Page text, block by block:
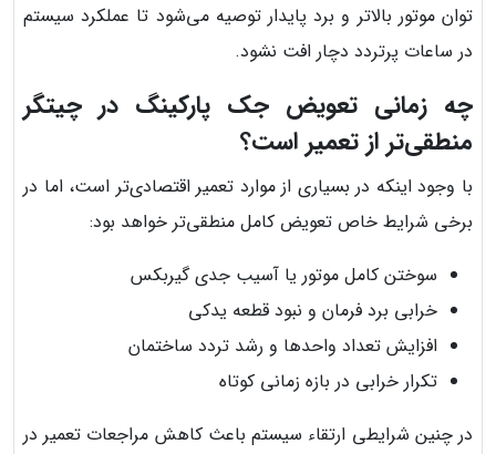
توان موتور بالاتر و برد پایدار توصیه می‌شود تا عملکرد سیستم
در ساعات پرتردد دچار افت نشود.
چه زمانی تعویض جک پارکینگ در چیتگر
منطقی‌تر از تعمیر است؟
با وجود اینکه در بسیاری از موارد تعمیر اقتصادی‌تر است، اما در
برخی شرایط خاص تعویض کامل منطقی‌تر خواهد بود:
سوختن کامل موتور یا آسیب جدی گیربکس
خرابی برد فرمان و نبود قطعه یدکی
افزایش تعداد واحدها و رشد تردد ساختمان
تکرار خرابی در بازه زمانی کوتاه
در چنین شرایطی ارتقاء سیستم باعث کاهش مراجعات تعمیر در